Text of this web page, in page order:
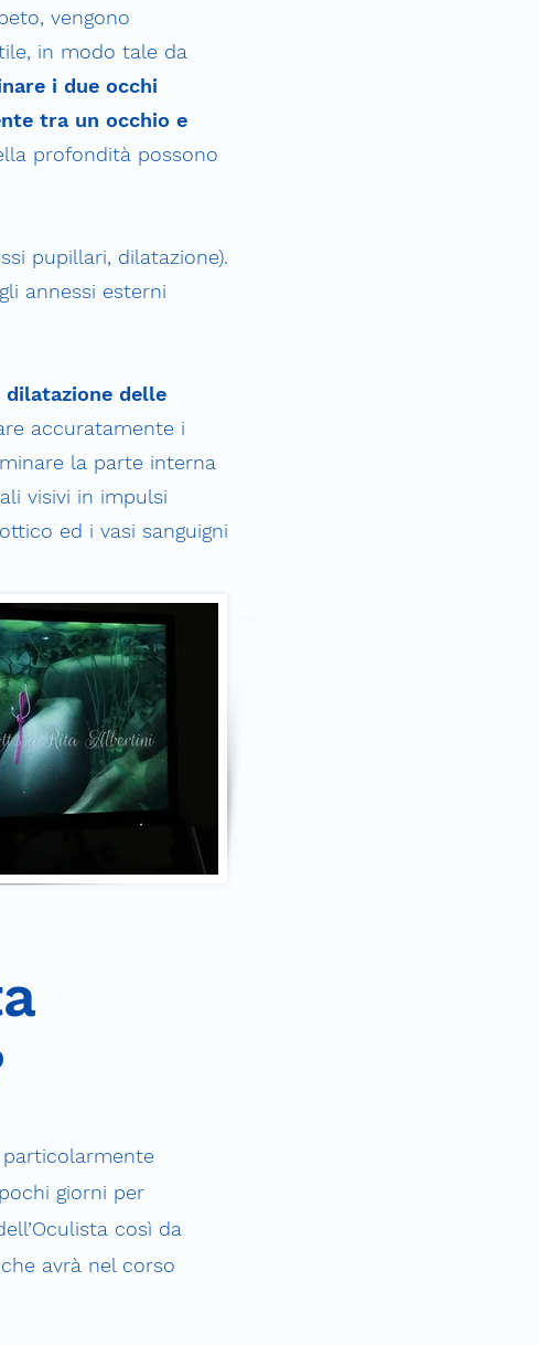
vengono
in modo tale da
i due occhi
tra un occhio e
profondità possono
pupillari, dilatazione).
annessi esterni
dilatazione delle
accuratamente i
la parte interna
visivi in impulsi
ed i vasi sanguigni
giorni per
così da
avrà nel corso